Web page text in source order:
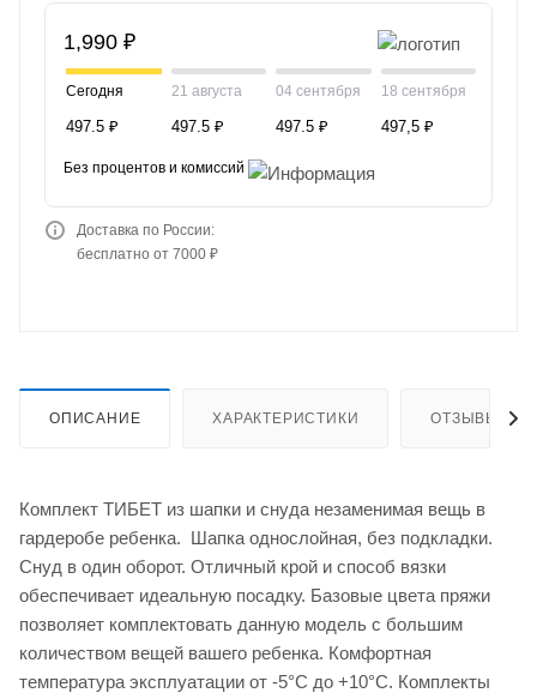
1,990 ₽
Сегодня
497.5 ₽
21 августа
497.5 ₽
04 сентября
497.5 ₽
18 сентября
497,5 ₽
Без процентов и комиссий
Доставка по России:
бесплатно от 7000 ₽
ОПИСАНИЕ ХАРАКТЕРИСТИКИ ОТЗЫВЫ
Комплект ТИБЕТ из шапки и снуда незаменимая вещь в
гардеробе ребенка. Шапка однослойная, без подкладки.
Снуд в один оборот. Отличный крой и способ вязки
обеспечивает идеальную посадку. Базовые цвета пряжи
позволяет комплектовать данную модель с большим
количеством вещей вашего ребенка. Комфортная
температура эксплуатации от -5°С до +10°С. Комплекты